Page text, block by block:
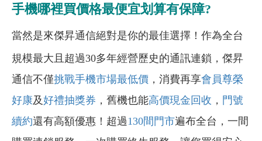
手機哪裡買價格最便宜划算有保障?
當然是來傑昇通信絕對是你的最佳選擇！作為全台
規模最大且超過30多年經營歷史的通訊連鎖，傑昇
通信不僅挑戰手機市場最低價 ，消費再享會員尊榮
好康及好禮抽獎券 ，舊機也能高價現金回收 ， 門號
續約還有高額優惠！超過130間門市遍布全台，一間